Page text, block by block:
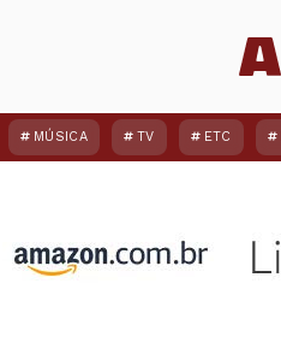
MÚSICA TV ETC